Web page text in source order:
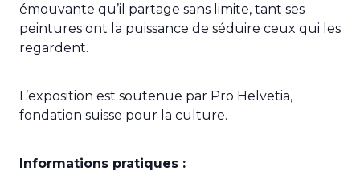
émouvante qu’il partage sans limite, tant ses
peintures ont la puissance de séduire ceux qui les
regardent.
L’exposition est soutenue par Pro Helvetia,
fondation suisse pour la culture.
Informations pratiques :